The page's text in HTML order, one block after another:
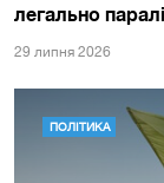
легально
29 липня 2026
ПОЛІТИКА